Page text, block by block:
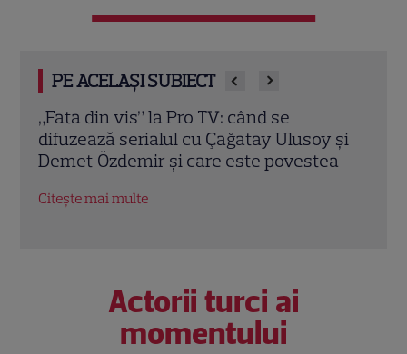
PE ACELAȘI SUBIECT
„Velvet - Imperiul modei” vine la Happy
Channel. Povestea de iubire dintre Ana și
Alberto, pusă la încercare de intrigi și
Actorii turci ai
momentului